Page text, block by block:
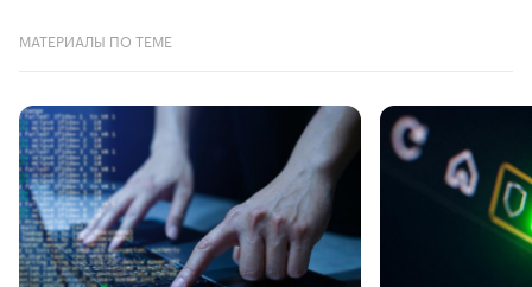
МАТЕРИАЛЫ ПО ТЕМЕ